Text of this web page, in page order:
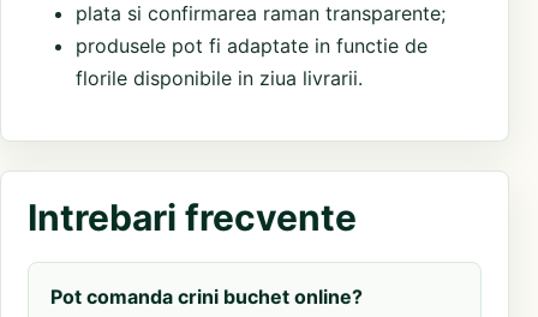
plata si confirmarea raman transparente;
produsele pot fi adaptate in functie de
florile disponibile in ziua livrarii.
Intrebari frecvente
Pot comanda crini buchet online?